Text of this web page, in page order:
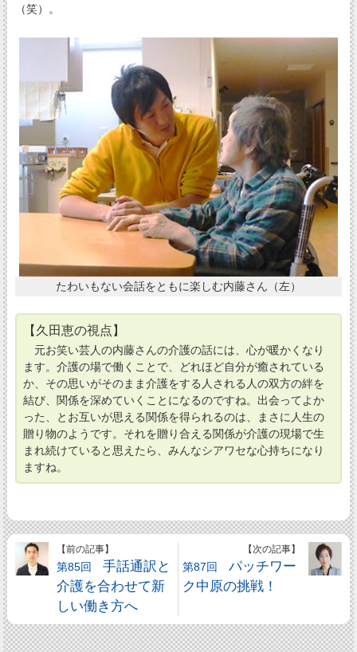
（笑）。
たわいもない会話をともに楽しむ内藤さん（左）
【久田恵の視点】
元お笑い芸人の内藤さんの介護の話には、心が暖かくなり
ます。介護の場で働くことで、どれほど自分が癒されている
か、その思いがそのまま介護をする人される人の双方の絆を
結び、関係を深めていくことになるのですね。出会ってよか
った、とお互いが思える関係を得られるのは、まさに人生の
贈り物のようです。それを贈り合える関係が介護の現場で生
まれ続けていると思えたら、みんなシアワセな心持ちになり
ますね。
【前の記事】
第85回手話通訳と
介護を合わせて新
しい働き方へ
【次の記事】
第87回パッチワー
ク中原の挑戦！